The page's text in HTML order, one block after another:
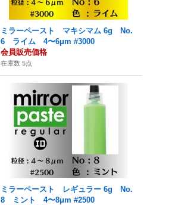
ミラーペースト マキシマム 6g No.
6 ライム 4〜6μm #3000
会員販売価格
在庫数 5点
ミラーペースト レギュラー 6g No.
8 ミント 4〜8μm #2500